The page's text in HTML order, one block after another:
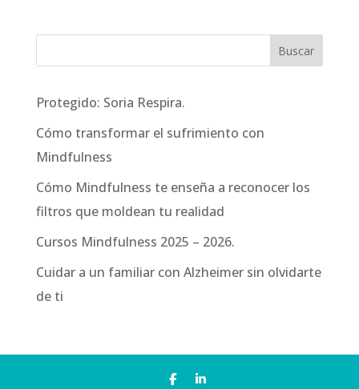
Protegido: Soria Respira.
Cómo transformar el sufrimiento con
Mindfulness
Cómo Mindfulness te enseña a reconocer los
filtros que moldean tu realidad
Cursos Mindfulness 2025 – 2026.
Cuidar a un familiar con Alzheimer sin olvidarte
de ti